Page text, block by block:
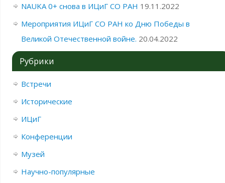
NAUKA 0+ снова в ИЦиГ СО РАН 19.11.2022
Мероприятия ИЦиГ СО РАН ко Дню Победы в
Великой Отечественной войне. 20.04.2022
Рубрики
Встречи
Исторические
ИЦиГ
Конференции
Музей
Научно-популярные